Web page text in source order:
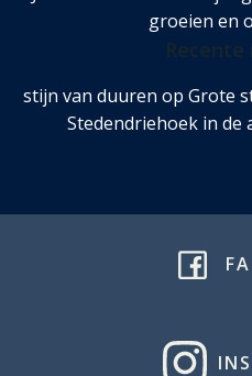
groeien en
stijn van duuren op Grote
Stedendriehoek in de